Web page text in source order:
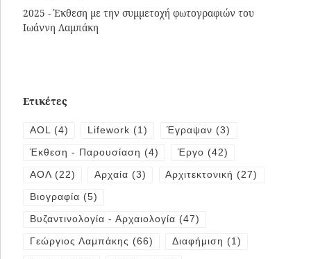
2025 - Έκθεση με την συμμετοχή φωτογραφιών του
Ιωάννη Λαμπάκη
Ετικέτες
AOL(4) Lifework (1) Έγραψαν (3)
Έκθεση - Παρουσίαση (4) Έργο (42)
ΑΟΛ(22) Αρχαία (3) Αρχιτεκτονική (27)
Βιογραφία (5)
Βυζαντινολογία - Αρχαιολογία (47)
Γεώργιος Λαμπάκης (66) Διαφήμιση (1)